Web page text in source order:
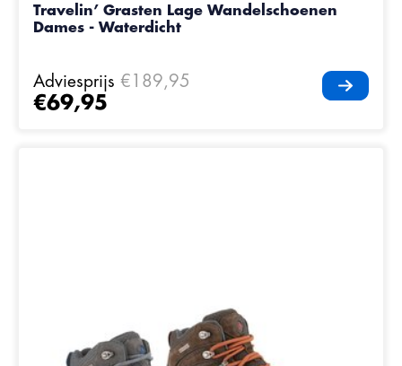
Travelin’ Grasten Lage Wandelschoenen
Dames - Waterdicht
Adviesprijs €189,95
€69,95